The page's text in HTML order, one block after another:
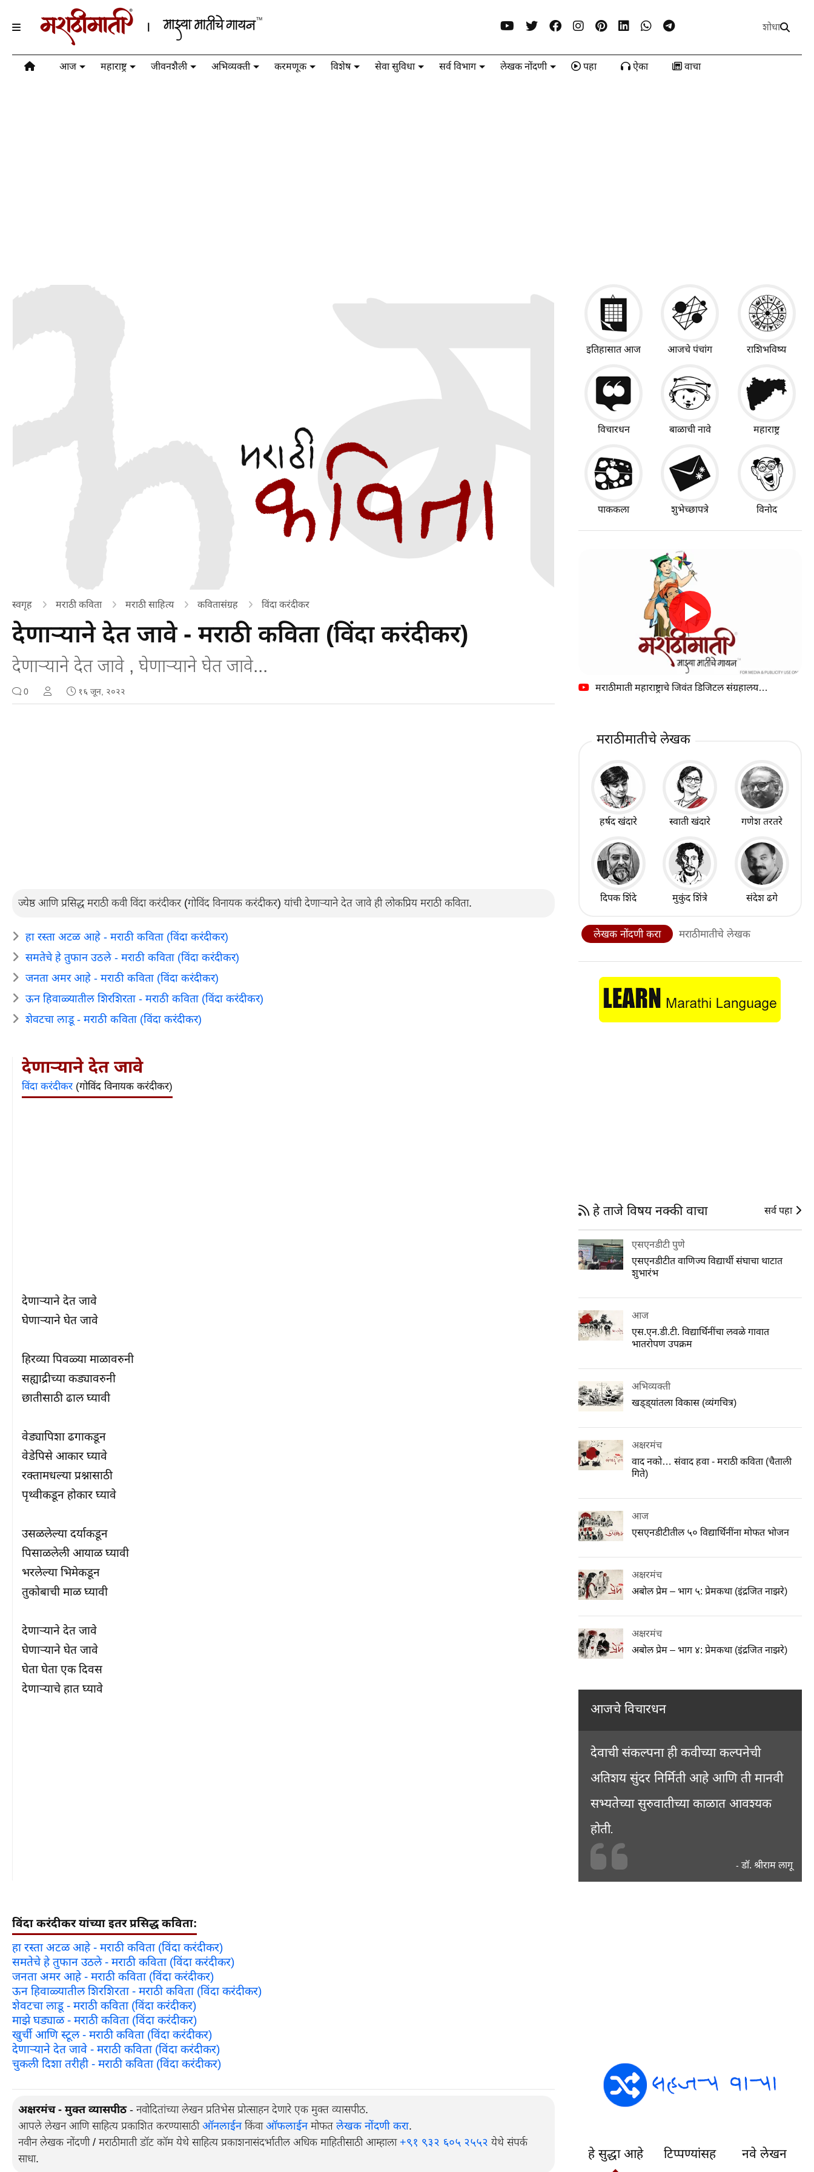
शोधा
आज महाराष्ट्र जीवनशैली अभिव्यक्ती करमणूक विशेष सेवा सुविधा सर्व विभाग लेखक नोंदणी पहा ऐका वाचा
स्वगृह मराठी कविता मराठी साहित्य कवितासंग्रह विंदा करंदीकर
देणार्‍याने देत जावे - मराठी कविता (विंदा करंदीकर)
देणार्‍याने देत जावे , घेणाऱ्याने घेत जावे...
0 १६ जून, २०२२
ज्येष्ठ आणि प्रसिद्ध मराठी कवी विंदा करंदीकर (गोविंद विनायक करंदीकर) यांची देणार्‍याने देत जावे ही लोकप्रिय मराठी कविता.
हा रस्ता अटळ आहे - मराठी कविता (विंदा करंदीकर)
समतेचे हे तुफान उठले - मराठी कविता (विंदा करंदीकर)
जनता अमर आहे - मराठी कविता (विंदा करंदीकर)
ऊन हिवाळ्यातील शिरशिरता - मराठी कविता (विंदा करंदीकर)
शेवटचा लाडू - मराठी कविता (विंदा करंदीकर)
देणार्‍याने देत जावे
विंदा करंदीकर(गोविंद विनायक करंदीकर)
देणार्‍याने देत जावे
घेणाऱ्याने घेत जावे
हिरव्या पिवळ्या माळावरुनी
सह्याद्रीच्या कड्यावरुनी
छातीसाठी ढाल घ्यावी
वेड्यापिशा ढगाकडून
वेडेपिसे आकार घ्यावे
रक्तामधल्या प्रश्नासाठी
पृथ्वीकडून होकार घ्यावे
उसळलेल्या दर्याकडून
पिसाळलेली आयाळ घ्यावी
भरलेल्या भिमेकडून
तुकोबाची माळ घ्यावी
देणार्‍याने देत जावे
घेणार्‍याने घेत जावे
घेता घेता एक दिवस
देणार्‍याचे हात घ्यावे
विंदा करंदीकर यांच्या इतर प्रसिद्ध कविता:
हा रस्ता अटळ आहे - मराठी कविता (विंदा करंदीकर)
समतेचे हे तुफान उठले - मराठी कविता (विंदा करंदीकर)
जनता अमर आहे - मराठी कविता (विंदा करंदीकर)
ऊन हिवाळ्यातील शिरशिरता - मराठी कविता (विंदा करंदीकर)
शेवटचा लाडू - मराठी कविता (विंदा करंदीकर)
माझे घड्याळ - मराठी कविता (विंदा करंदीकर)
खुर्ची आणि स्टूल - मराठी कविता (विंदा करंदीकर)
देणार्‍याने देत जावे - मराठी कविता (विंदा करंदीकर)
चुकली दिशा तरीही - मराठी कविता (विंदा करंदीकर)
अक्षरमंच - मुक्त व्यासपीठ- नवोदितांच्या लेखन प्रतिभेस प्रोत्साहन देणारे एक मुक्त व्यासपीठ.
आपले लेखन आणि साहित्य प्रकाशित करण्यासाठी ऑनलाईनकिंवा ऑफलाईनमोफत लेखक नोंदणी करा.
नवीन लेखक नोंदणी / मराठीमाती डॉट कॉम येथे साहित्य प्रकाशनासंदर्भातील अधिक माहितीसाठी आम्हाला +९१ ९३२ ६०५ २५५२ येथे संपर्क
साधा.
इतिहासात आज आजचे पंचांग राशिभविष्य
विचारधन बाळाची नावे महाराष्ट्र
पाककला शुभेच्छापत्रे विनोद
मराठीमाती महाराष्ट्राचे जिवंत डिजिटल संग्रहालय…
मराठीमातीचे लेखक
हर्षद खंदारे स्वाती खंदारे गणेश तरतरे
दिपक शिंदे मुकुंद शिंत्रे संदेश ढगे
लेखक नोंदणी करा मराठीमातीचे लेखक
हे ताजे विषय नक्की वाचा सर्व पहा
एसएनडीटी पुणे
एसएनडीटीत वाणिज्य विद्यार्थी संघाचा थाटात
शुभारंभ
आज
एस.एन.डी.टी. विद्यार्थिनींचा लवळे गावात
भातरोपण उपक्रम
अभिव्यक्ती
खड्ड्यांतला विकास (व्यंगचित्र)
अक्षरमंच
वाद नको… संवाद हवा - मराठी कविता (चैताली
गिते)
आज
एसएनडीटीतील ५० विद्यार्थिनींना मोफत भोजन
अक्षरमंच
अबोल प्रेम – भाग ५: प्रेमकथा (इंद्रजित नाझरे)
अक्षरमंच
अबोल प्रेम – भाग ४: प्रेमकथा (इंद्रजित नाझरे)
आजचे विचारधन
देवाची संकल्पना ही कवीच्या कल्पनेची
अतिशय सुंदर निर्मिती आहे आणि ती मानवी
सभ्यतेच्या सुरुवातीच्या काळात आवश्यक
होती.
- डॉ. श्रीराम लागू
हे सुद्धा आहे टिप्पण्यांसह नवे लेखन